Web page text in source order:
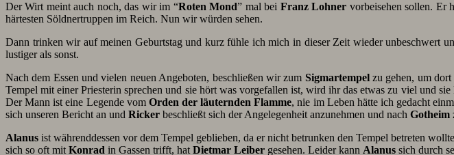
Der Wirt meint auch noch, das wir im “Roten Mond” mal bei Franz Lohner vorbeisehen sollen. Er
härtesten Söldnertruppen im Reich. Nun wir würden sehen.
Dann trinken wir auf meinen Geburtstag und kurz fühle ich mich in dieser Zeit wieder unbeschwert
lustiger als sonst.
Nach dem Essen und vielen neuen Angeboten, beschließen wir zum Sigmartempelzu gehen, um dort
Tempel mit einer Priesterin sprechen und sie hört was vorgefallen ist, wird ihr das etwas zu viel und
Der Mann ist eine Legende vom Orden der läuternden Flamme, nie im Leben hätte ich gedacht
sich unseren Bericht an und Ricker beschließt sich der Angelegenheit anzunehmen und nach Gotheim
Alanus ist währenddessen vor dem Tempel geblieben, da er nicht betrunken den Tempel betreten
sich so oft mit Konrad in Gassen trifft, hat Dietmar Leiber gesehen. Leider kann Alanus sich durch